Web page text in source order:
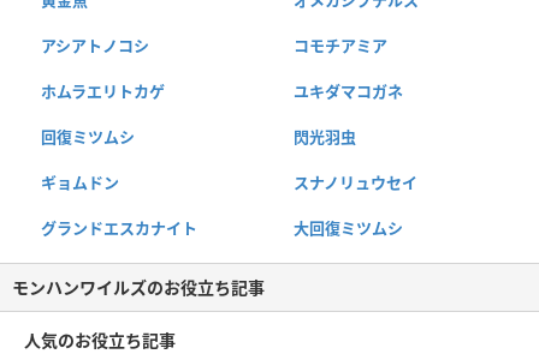
アシアトノコシ コモチアミア
ホムラエリトカゲ ユキダマコガネ
回復ミツムシ 閃光羽虫
ギョムドン スナノリュウセイ
グランドエスカナイト 大回復ミツムシ
モンハンワイルズのお役立ち記事
人気のお役立ち記事